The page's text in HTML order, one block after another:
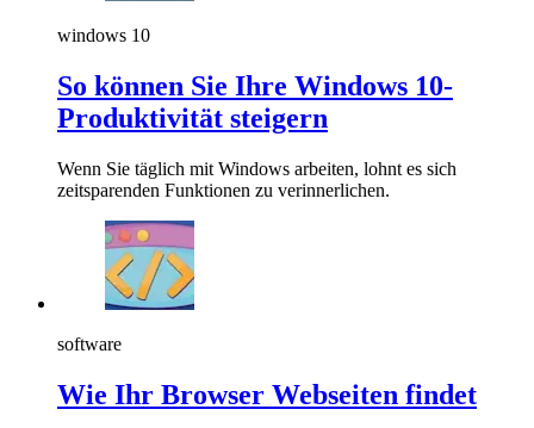
windows 10
So können Sie Ihre Windows 10-
Produktivität steigern
Wenn Sie täglich mit Windows arbeiten, lohnt es sich
zeitsparenden Funktionen zu verinnerlichen.
software
Wie Ihr Browser Webseiten findet